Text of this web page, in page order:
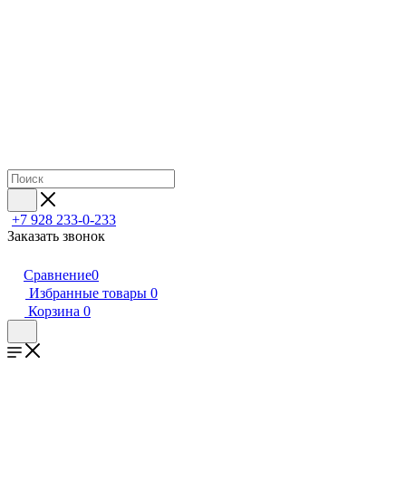
+7 928 233-0-233
Заказать звонок
Сравнение0
Избранные товары 0
Корзина 0